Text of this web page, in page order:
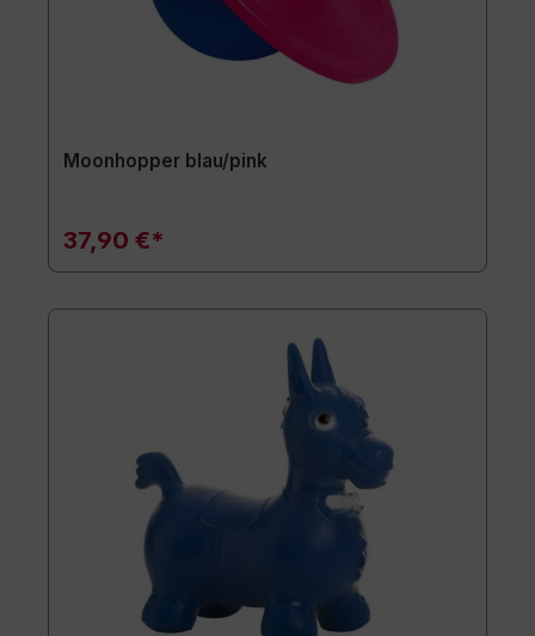
Moonhopper blau/pink
37,90 €*